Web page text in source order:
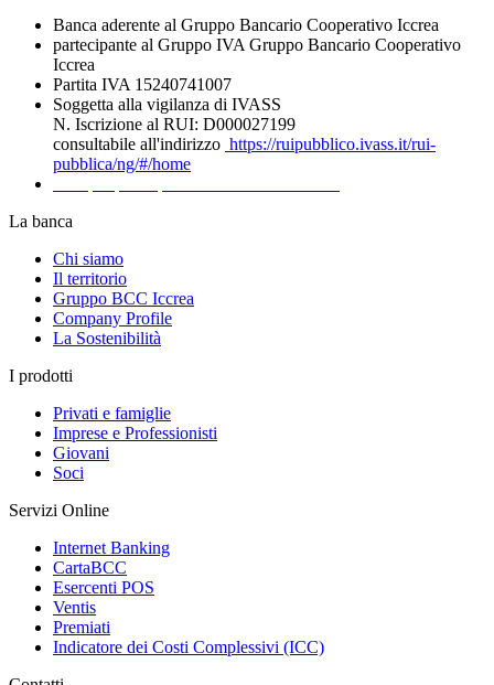
Banca aderente al Gruppo Bancario Cooperativo Iccrea
partecipante al Gruppo IVA Gruppo Bancario Cooperativo
Iccrea
Partita IVA 15240741007
Soggetta alla vigilanza di IVASS
N. Iscrizione al RUI: D000027199
consultabile all'indirizzo https://ruipubblico.ivass.it/rui-
pubblica/ng/#/home
La banca
Chi siamo
Il territorio
Gruppo BCC Iccrea
Company Profile
La Sostenibilità
I prodotti
Privati e famiglie
Imprese e Professionisti
Giovani
Soci
Servizi Online
Internet Banking
CartaBCC
Esercenti POS
Ventis
Premiati
Indicatore dei Costi Complessivi (ICC)